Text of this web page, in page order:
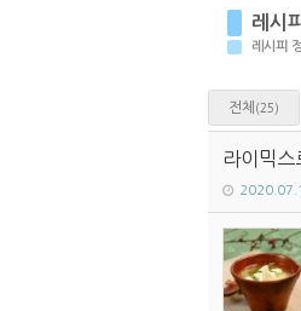
레시
레시피
전체 (25)
라이믹스